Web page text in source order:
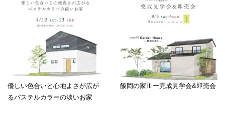
優しい色合いと心地よさが広が
るパステルカラーの淡いお家
飯岡の家Ⅲー完成見学会&即売会